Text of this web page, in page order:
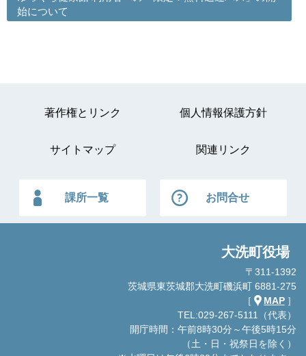
始について
著作権とリンク 個人情報保護方針
サイトマップ 関連リンク
課所一覧 お問合せ
大洗町役場
〒311-1392
茨城県東茨城郡大洗町磯浜町 6881-275
［
MAP ］
TEL:029-267-5111（代表）
開庁時間：午前8時30分～午後5時15分
（土・日・祝祭日を除く）